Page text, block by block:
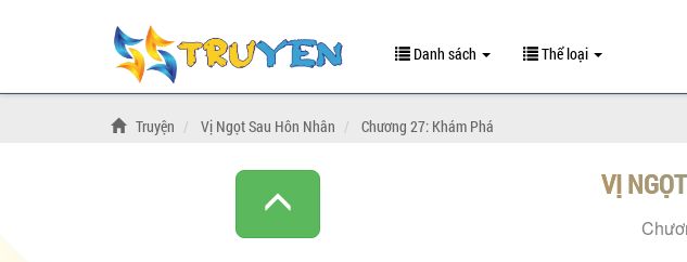
Danh sách Thể loại
Truyện Vị Ngọt Sau Hôn Nhân Chương 27: Khám Phá
VỊ